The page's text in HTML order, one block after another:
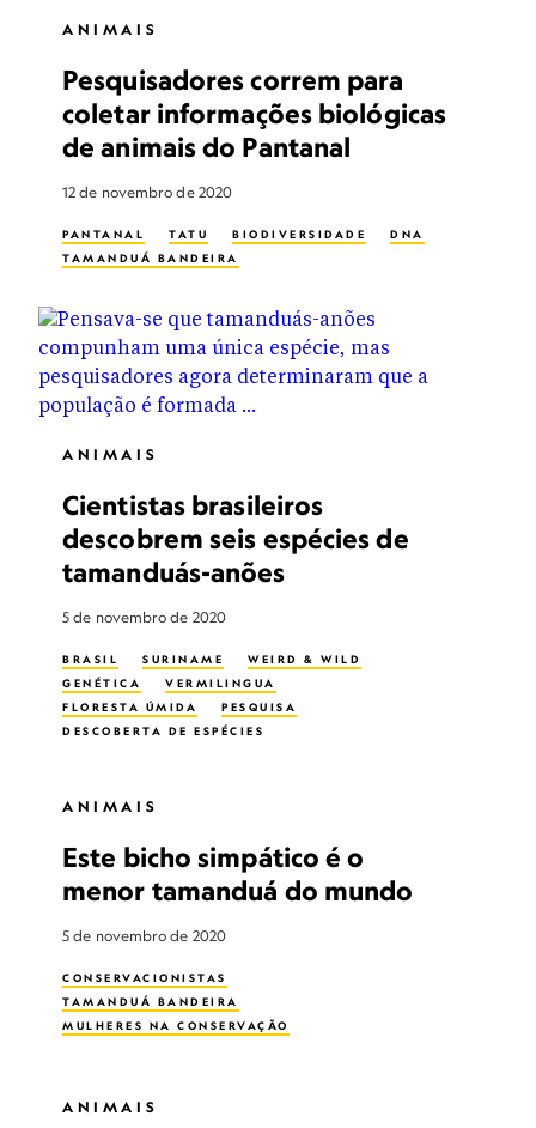
ANIMAIS
Pesquisadores correm para
coletar informações biológicas
de animais do Pantanal
12 de novembro de 2020
PANTANAL TATU BIODIVERSIDADE
DNA
TAMANDUÁ BANDEIRA
ANIMAIS
Cientistas brasileiros
descobrem seis espécies de
tamanduás-anões
5 de novembro de 2020
BRASIL SURINAME
WEIRD & WILD
GENÉTICA
VERMILINGUA
FLORESTA ÚMIDA
PESQUISA
DESCOBERTA DE ESPÉCIES
ANIMAIS
Este bicho simpático é o
menor tamanduá do mundo
5 de novembro de 2020
CONSERVACIONISTAS
TAMANDUÁ BANDEIRA
MULHERES NA CONSERVAÇÃO
ANIMAIS